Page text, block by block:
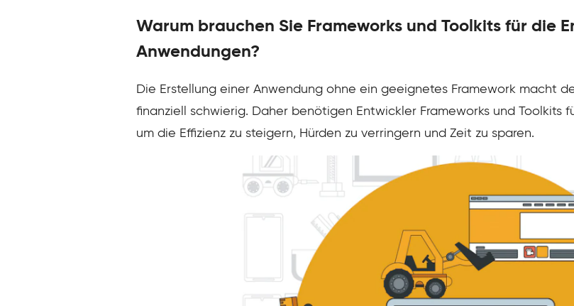
Warum brauchen Sie Frameworks und Toolkits für die
Anwendungen?
Die Erstellung einer Anwendung ohne ein geeignetes Framework macht
finanziell schwierig. Daher benötigen Entwickler Frameworks und Toolkits
um die Effizienz zu steigern, Hürden zu verringern und Zeit zu sparen.